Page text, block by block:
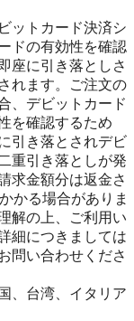
ットカード決済シ
ドの有効性を確認
座に引き落としさ
れます。ご注文の
、デビットカード
を確認するため
引き落とされデビ
重引き落としが発
求金額分は返金さ
かる場合がありま
解の上、ご利用い
細につきましては
問い合わせくださ
、台湾、イタリア